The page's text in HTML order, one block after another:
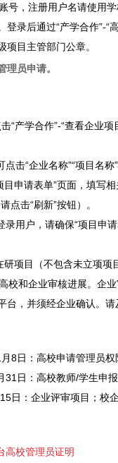
注册用户名请使用学
登录后通过“产学合作
目主管部门公章。
理员申请。
学合作”-“查看企业项
“企业名称”“项目名称
申请表单”页面，填写
点击“刷新”按钮）。
用户，请确保“项目申请
目（不包含未立项项
和企业审核进展。企业
台，并须经企业确认。
：高校申请管理员权
：高校教师/学生申报
：企业评审项目；校企
高校管理员证明